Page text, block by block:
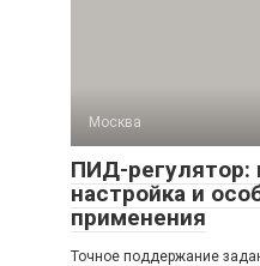
Москва
ПИД-регулятор:
настройка и
применения
Точное поддержание